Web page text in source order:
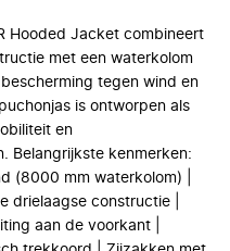
Hooded Jacket combineert
met een waterkolom
tegen wind en
is ontworpen als
en
Belangrijkste kenmerken:
(8000 mm waterkolom) |
drielaagse constructie |
aan de voorkant |